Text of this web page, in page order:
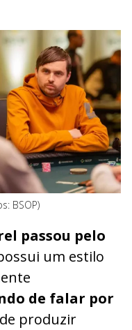
BSOP)
passou pelo
um estilo
de falar por
produzir